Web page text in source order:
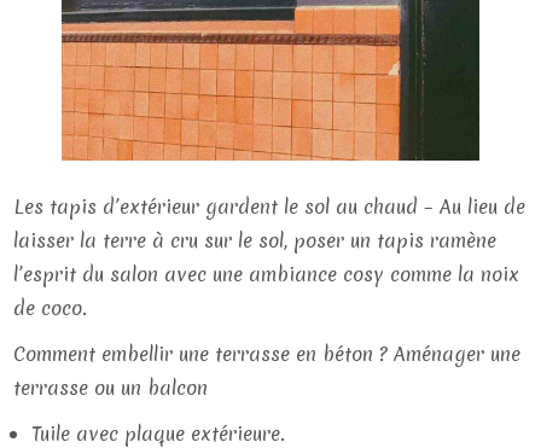
Les tapis d’extérieur gardent le sol au chaud – Au lieu de
laisser la terre à cru sur le sol, poser un tapis ramène
l’esprit du salon avec une ambiance cosy comme la noix
de coco.
Comment embellir une terrasse en béton ? Aménager une
terrasse ou un balcon
Tuile avec plaque extérieure.